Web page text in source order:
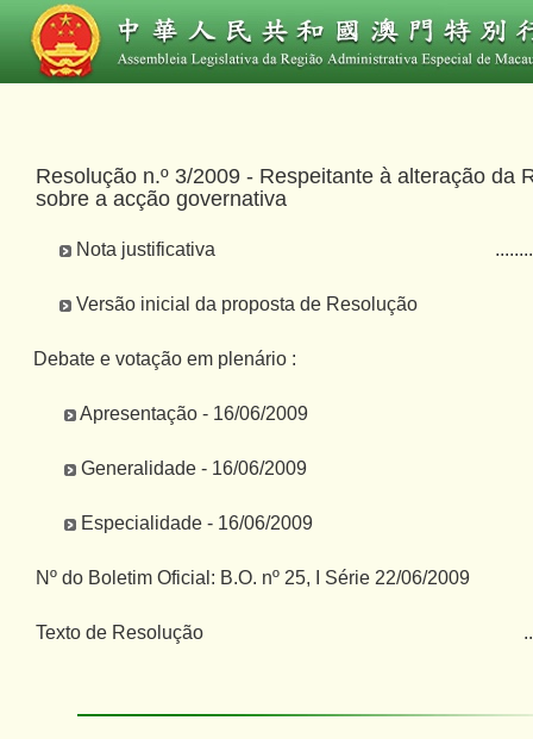
Resolução n.º 3/2009 - Respeitante à alteração da
sobre a acção governativa
Nota justificativa
Versão inicial da proposta de Resolução
Debate e votação em plenário :
Apresentação - 16/06/2009
Generalidade - 16/06/2009
Especialidade - 16/06/2009
Nº do Boletim Oficial: B.O. nº 25, I Série 22/06/2009
Texto de Resolução